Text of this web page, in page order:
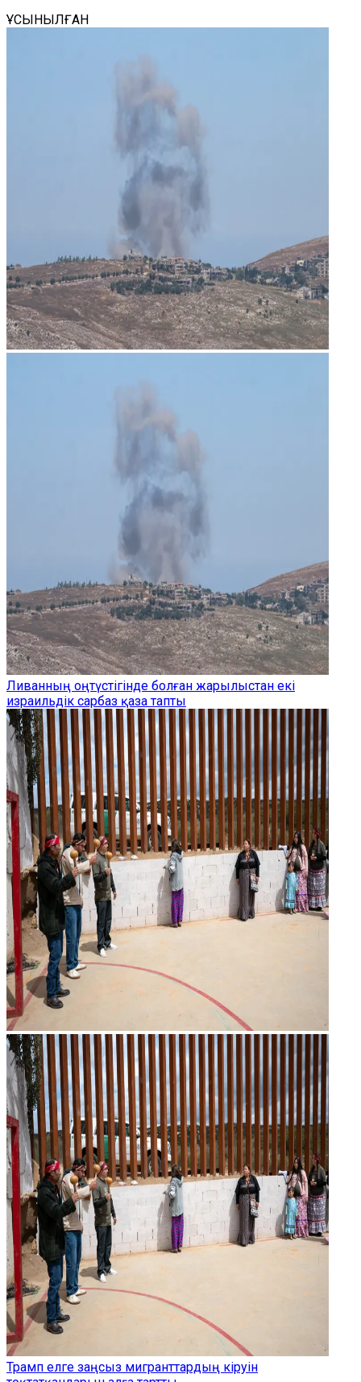
ҰСЫНЫЛҒАН
Ливанның оңтүстігінде болған жарылыстан екі
израильдік сарбаз қаза тапты
Трамп елге заңсыз мигранттардың кіруін